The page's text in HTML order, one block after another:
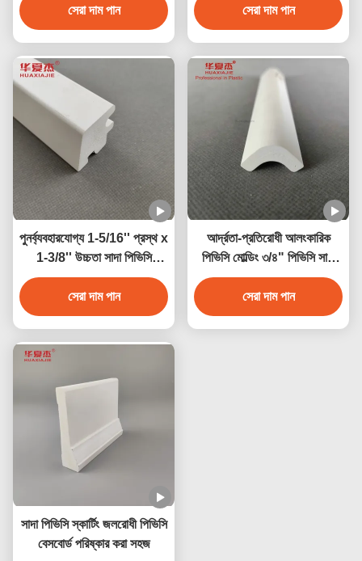
সেরা দাম পান
সেরা দাম পান
পুনর্ব্যবহারযোগ্য 1-5/16'' প্রস্থ x
1-3/8'' উচ্চতা সাদা পিভিসি
জানালার সিল নোজ পিভিসি মোল্ডিং
অভ্যন্তরীণ সজ্জা
সেরা দাম পান
আর্দ্রতা-প্রতিরোধী আলংকারিক
পিভিসি মোল্ডিং ৩/৪" পিভিসি সাদা
কোভ অভ্যন্তরীণ সজ্জা এবং
বহিরাগত ব্যবহারের জন্য
সেরা দাম পান
সাদা পিভিসি স্কার্টিং জলরোধী পিভিসি
বেসবোর্ড পরিষ্কার করা সহজ